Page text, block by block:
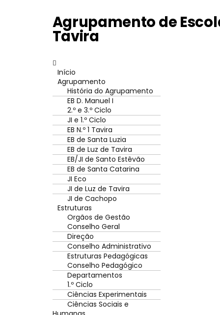
Agrupamento de
Tavira
Início
Agrupamento
História do Agrupamento
EB D. Manuel I
2.º e 3.º Ciclo
JI e 1.º Ciclo
EB N.º 1 Tavira
EB de Santa Luzia
EB de Luz de Tavira
EB/JI de Santo Estêvão
EB de Santa Catarina
JI Eco
JI de Luz de Tavira
JI de Cachopo
Estruturas
Orgãos de Gestão
Conselho Geral
Direção
Conselho Administrativo
Estruturas Pedagógicas
Conselho Pedagógico
Departamentos
1.º Ciclo
Ciências Experimentais
Ciências Sociais e